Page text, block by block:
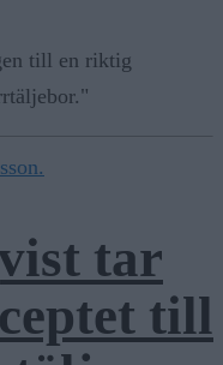
till en riktig
tar
till